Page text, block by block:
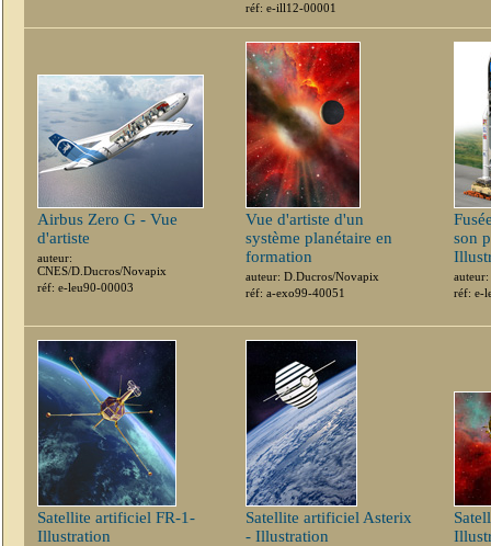
réf: e-ill12-00001
Airbus Zero G - Vue
d'artiste
auteur:
CNES/D.Ducros/Novapix
réf: e-leu90-00003
Vue d'artiste d'un
système planétaire en
formation
auteur: D.Ducros/Novapix
réf: a-exo99-40051
son
réf: e-
Satellite artificiel FR-1-
Illustration
Satellite artificiel Asterix
- Illustration